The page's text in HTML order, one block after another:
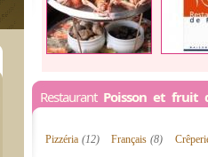
Restaurant Poisson et
Pizzéria (12) Français (8)